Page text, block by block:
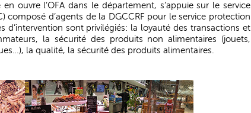
ouvre l’OFA dans le département, s’appuie sur le service
composé d’agents de la DGCCRF pour le service protection
d’intervention sont privilégiés: la loyauté des transactions et
la sécurité des produits non alimentaires (jouets,
la qualité, la sécurité des produits alimentaires.